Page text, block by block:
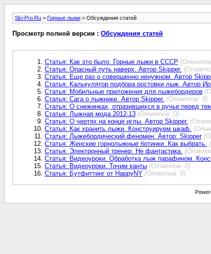
Ski-Pro.Ru > Горные лыжи > Обсуждения статей
Просмотр полной версии : Обсуждения статей
Статья: Как это было. Горные лыжи в СССР
Статья: Опасный путь наверх. Автор Skipper.
Статья: Еще раз о совершенно ненужном. Автор
Статья: Калькулятор подбора ростовки лыж. Автор
Статья: Мобильные приложения для лыжебордеров
Статья: Сага о лыжнике. Автор Skipper. (Ответов: 8)
Статья: О снежинках, отразившихся в ручье перед
Статья: Лыжная мода 2012-13 (Ответов: 0)
Статья: О чертях на конце иглы. Автор Skipper.
Статья: Как хранить лыжи. Конструируем шкаф.
Статья: Лыжебордический феномен. Автор: Skipper
Статья: Женские горнолыжные ботинки. Как выбрать.
Статья: Электронный тренер. Не фантастика.
Статья: Видеоуроки. Обработка лыж парафином.
Статья: Видеоуроки. Точим канты (Ответов: 0)
Статья: Бутфиттинг от HappyNY (Ответов: 0)